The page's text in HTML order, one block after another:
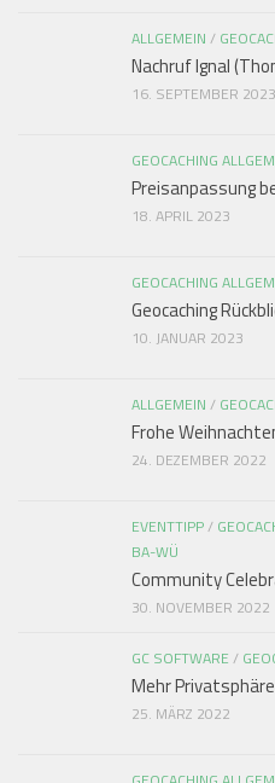
ALLGEMEIN /
Nachruf Ignal
16. SEPTEMBER 2023
GEOCACHING
Preisanpassung
18. APRIL 2023
GEOCACHING
Geocaching
10. JANUAR 2023
ALLGEMEIN /
Frohe
24. DEZEMBER 2022
EVENTTIPP/
BA-WÜ
Community
30. NOVEMBER 2022
GC SOFTWARE /
Mehr Privatsphäre
25. MÄRZ 2022